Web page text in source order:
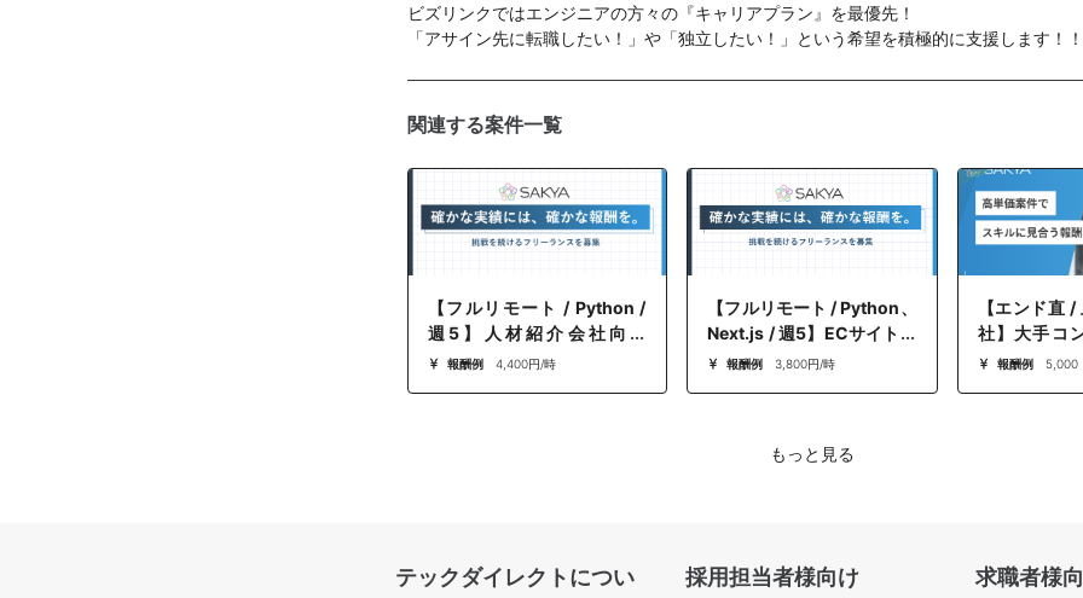
ビズリンクではエンジニアの方々の『キャリアプラン』を最優先！
「アサイン先に転職したい！」や「独立したい！」という希望を積極的に支援します！！
関連する案件一覧
【フルリモート / Python /
週5】人材紹介会社向け
ClaudeCodeを用いたEUC
報酬例 4,400円/時
【フルリモート / Python、
Next.js / 週5】ECサイトリ
ニューアルフロントエンド
報酬例 3,800円/時
【エンド直
社】大手コ
システムの
報酬例 5,000
もっと見る
テックダイレクトについ
採用担当者様向け 求職者様